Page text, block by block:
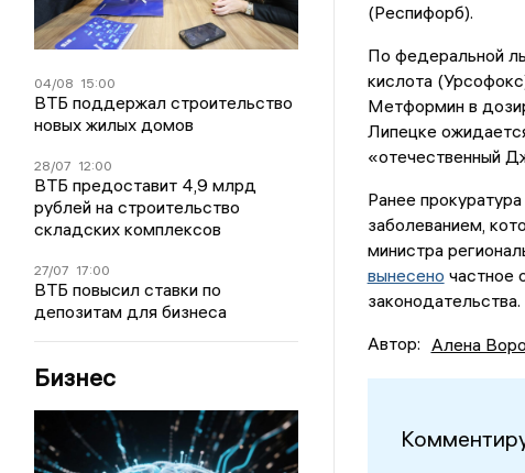
04/08 15:00
ВТБ поддержал строительство
новых жилых домов
28/07 12:00
ВТБ предоставит 4,9 млрд
рублей на строительство
складских комплексов
27/07 17:00
ВТБ повысил ставки по
депозитам для бизнеса
Бизнес
(Респифорб).
По федеральной
кислота
Метформин в
Липецке
«отечественный
Ранее
заболеванием,
министра
вынесено частное
законодательства.
Автор: Алена